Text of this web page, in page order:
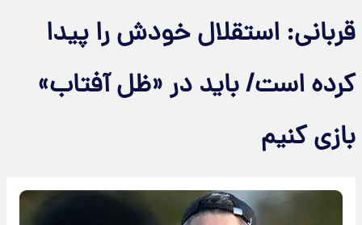
قربانی: استقلال خودش را پیدا
کرده است/ باید در «ظل آفتاب»
بازی کنیم